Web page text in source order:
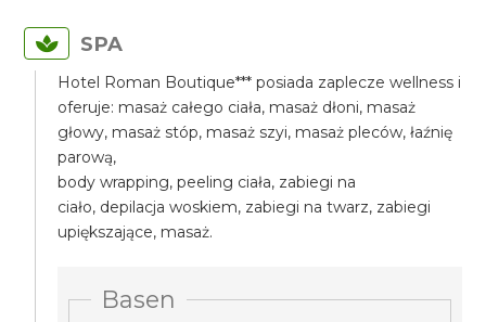
SPA
Hotel Roman Boutique*** posiada zaplecze wellness i
oferuje: masaż całego ciała, masaż dłoni, masaż
głowy, masaż stóp, masaż szyi, masaż pleców, łaźnię
parową,
body wrapping, peeling ciała, zabiegi na
ciało, depilacja woskiem, zabiegi na twarz, zabiegi
upiększające, masaż.
Basen